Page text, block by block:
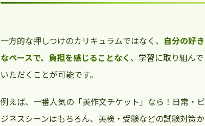
一方的な押しつけのカリキュラムではなく、 自分の好き
なペースで、負担を感じることなく 、学習に取り組んで
いただくことが可能です。
例えば、一番人気の「英作文チケット」なら！日常・ビ
ジネスシーンはもちろん、英検・受験などの試験対策か